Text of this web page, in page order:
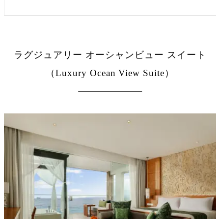
ラグジュアリー オーシャンビュー スイート
（Luxury Ocean View Suite）